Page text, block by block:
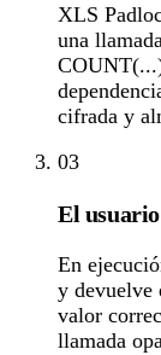
XLS
una
cifrada y
03
El
En
y devuelve
valor
llamada